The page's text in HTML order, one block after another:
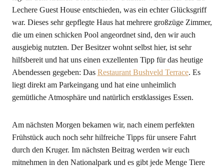
Lechere Guest House entschieden, was ein echter Glücksgriff
war. Dieses sehr gepflegte Haus hat mehrere großzüge Zimmer,
die um einen schicken Pool angeordnet sind, den wir auch
ausgiebig nutzten. Der Besitzer wohnt selbst hier, ist sehr
hilfsbereit und hat uns einen exzellenten Tipp für das heutige
Abendessen gegeben: Das Restaurant Bushveld Terrace. Es
liegt direkt am Parkeingang und hat eine unheimlich
gemütliche Atmosphäre und natürlich erstklassiges Essen.
Am nächsten Morgen bekamen wir, nach einem perfekten
Frühstück auch noch sehr hilfreiche Tipps für unsere Fahrt
durch den Kruger. Im nächsten Beitrag werden wir euch
mitnehmen in den Nationalpark und es gibt jede Menge Tiere